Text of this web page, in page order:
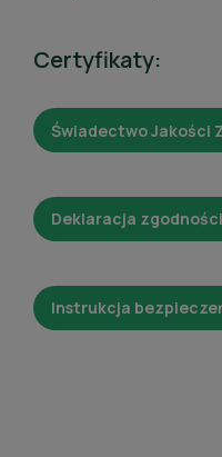
Certyfikaty:
Świadectwo Jakości
Deklaracja
Instrukcja